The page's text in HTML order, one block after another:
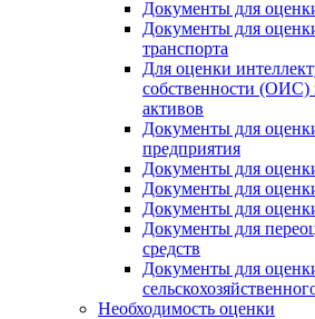
Документы для
Документы для
транспорта
Для оценки
собственности (ОИС)
активов
Документы для
предприятия
Документы для
Документы для
Документы для
Документы для
средств
Документы для
Необходимость оценки